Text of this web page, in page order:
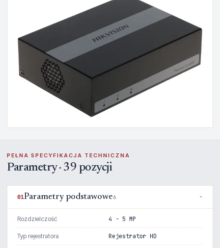
PEŁNA SPECYFIKACJA TECHNICZNA
Parametry · 39 pozycji
01Parametry podstawowe6
Rozdzielczość 4 - 5 MP
Typ rejestratora Rejestrator HD